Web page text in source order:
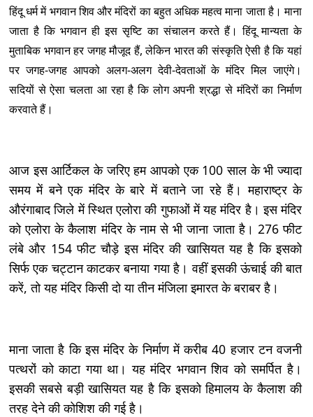
हिंदू धर्म में भगवान शिव और मंदिरों का बहुत अधिक महत्व माना जाता है। माना
जाता है कि भगवान ही इस सृष्टि का संचालन करते हैं। हिंदू मान्यता के
मुताबिक भगवान हर जगह मौजूद हैं, लेकिन भारत की संस्कृति ऐसी है कि यहां
पर जगह-जगह आपको अलग-अलग देवी-देवताओं के मंदिर मिल जाएंगे।
सदियों से ऐसा चलता आ रहा है कि लोग अपनी श्रद्धा से मंदिरों का निर्माण
करवाते हैं।
आज इस आर्टिकल के जरिए हम आपको एक 100 साल के भी ज्यादा
समय में बने एक मंदिर के बारे में बताने जा रहे हैं। महाराष्ट्र के
औरंगाबाद जिले में स्थित एलोरा की गुफाओं में यह मंदिर है। इस मंदिर
को एलोरा के कैलाश मंदिर के नाम से भी जाना जाता है। 276 फीट
लंबे और 154 फीट चौड़े इस मंदिर की खासियत यह है कि इसको
सिर्फ एक चट्टान काटकर बनाया गया है। वहीं इसकी ऊंचाई की बात
करें, तो यह मंदिर किसी दो या तीन मंजिला इमारत के बराबर है।
माना जाता है कि इस मंदिर के निर्माण में करीब 40 हजार टन वजनी
पत्थरों को काटा गया था। यह मंदिर भगवान शिव को समर्पित है।
इसकी सबसे बड़ी खासियत यह है कि इसको हिमालय के कैलाश की
तरह देने की कोशिश की गई है।